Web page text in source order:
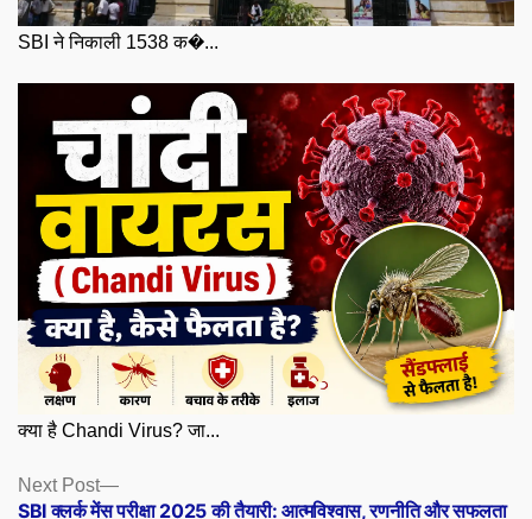
SBI ने निकाली 1538 क�...
क्या है Chandi Virus? जा...
Posts
Next Post
Next
post:
SBI क्लर्क मेंस परीक्षा 2025 की तैयारी: आत्मविश्वास, रणनीति और सफलता